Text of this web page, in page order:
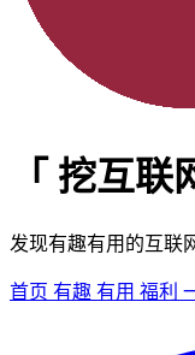
「 挖互联
发现有趣有用的互联
首页 有趣 有用 福利